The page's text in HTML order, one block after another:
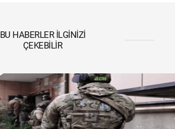
BU HABERLER İLGINIZI
ÇEKEBILIR